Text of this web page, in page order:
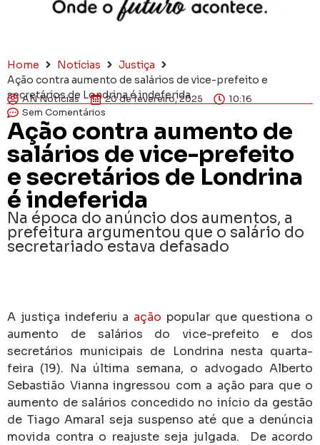
Home Notícias
Justiça
Ação contra aumento de salários de vice-prefeito e
secretários de Londrina é indeferida
AN Notícias 20 de fevereiro, 2025
10:16
Sem Comentários
Ação contra aumento de
salários de vice-prefeito
e secretários de Londrina
é indeferida
Na época do anúncio dos aumentos, a
prefeitura argumentou que o salário do
secretariado estava defasado
A justiça indeferiu a ação popular que questiona o
aumento de salários do vice-prefeito e dos
secretários municipais de Londrina nesta quarta-
feira (19). Na última semana, o advogado Alberto
Sebastião Vianna ingressou com a ação para que o
aumento de salários concedido no início da gestão
de Tiago Amaral seja suspenso até que a denúncia
movida contra o reajuste seja julgada.
De acordo